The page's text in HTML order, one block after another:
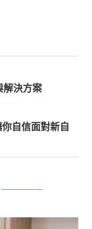
解決方案
自信面對新自